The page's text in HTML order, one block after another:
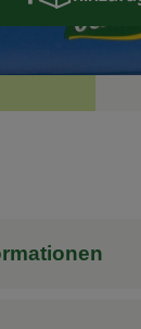
/ Stück 25,90
Rezepte